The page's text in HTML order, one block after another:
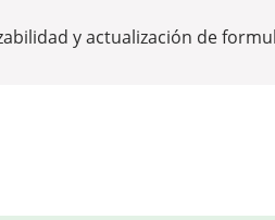
y actualización de